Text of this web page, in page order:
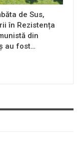
de Sus,
în Rezistența
din
au fost…